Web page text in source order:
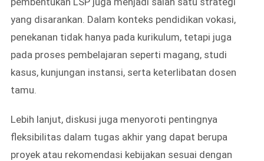
yang disarankan. Dalam konteks pendidikan vokasi,
penekanan tidak hanya pada kurikulum, tetapi juga
pada proses pembelajaran seperti magang, studi
kasus, kunjungan instansi, serta keterlibatan dosen
tamu.
Lebih lanjut, diskusi juga menyoroti pentingnya
fleksibilitas dalam tugas akhir yang dapat berupa
proyek atau rekomendasi kebijakan sesuai dengan